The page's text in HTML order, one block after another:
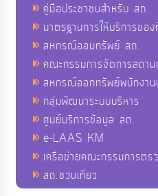
คู่มือประชาชนสำหรับ สถ.
มาตรฐานการให้บริการขอ
สหกรณ์ออมทรัพย์ สถ.
คณะกรรมการจัดการสถา
สหกรณ์ออกทรัพย์พนักงาน
กลุ่มพัฒนาระบบบริหาร
ศูนย์บริการข้อมูล สถ.
e-LAAS KM
เครือข่ายคณะกรรมการตร
สถ.ชวนเที่ยว